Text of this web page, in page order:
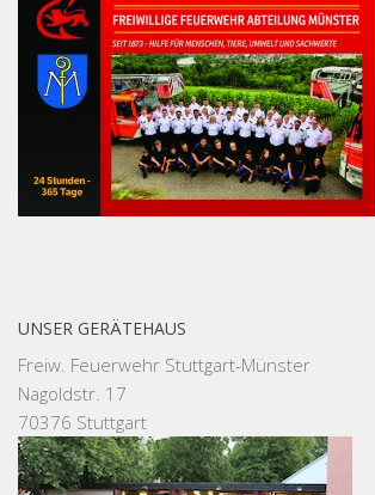
UNSER GERÄTEHAUS
Freiw. Feuerwehr Stuttgart-Münster
Nagoldstr. 17
70376 Stuttgart